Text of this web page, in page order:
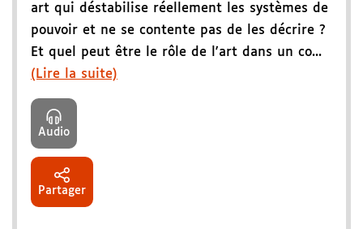
art qui déstabilise réellement les systèmes de
pouvoir et ne se contente pas de les décrire ?
Et quel peut être le rôle de l'art dans un co...
(Lire la suite)
Audio
Partager